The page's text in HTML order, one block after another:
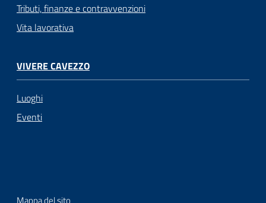
Tributi, finanze e contravvenzioni
Vita lavorativa
VIVERE CAVEZZO
Luoghi
Eventi